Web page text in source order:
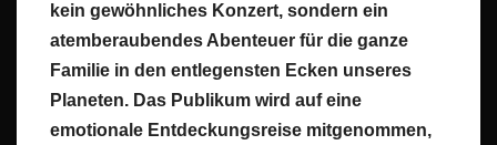
kein gewöhnliches Konzert, sondern ein
atemberaubendes Abenteuer für die ganze
Familie in den entlegensten Ecken unseres
Planeten. Das Publikum wird auf eine
emotionale Entdeckungsreise mitgenommen,